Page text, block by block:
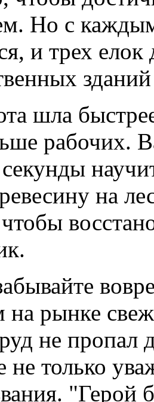
Но с
и трех
шла
рабочих.
на
на рынке
не пропал
не только
"Герой